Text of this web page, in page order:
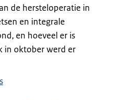
de hersteloperatie in
en integrale
en hoeveel er is
in oktober werd er